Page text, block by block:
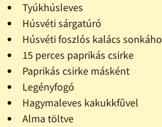
Tyúkhúsleves
Húsvéti sárgatúró
Húsvéti foszlós kalács
15 perces paprikás csirke
Paprikás csirke másként
Legényfogó
Hagymaleves kakukkfûvel
Alma töltve